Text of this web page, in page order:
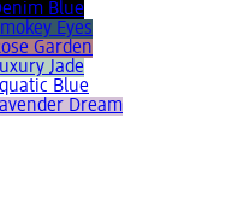
Blue
Eyes
Garden
Jade
Blue
Dream